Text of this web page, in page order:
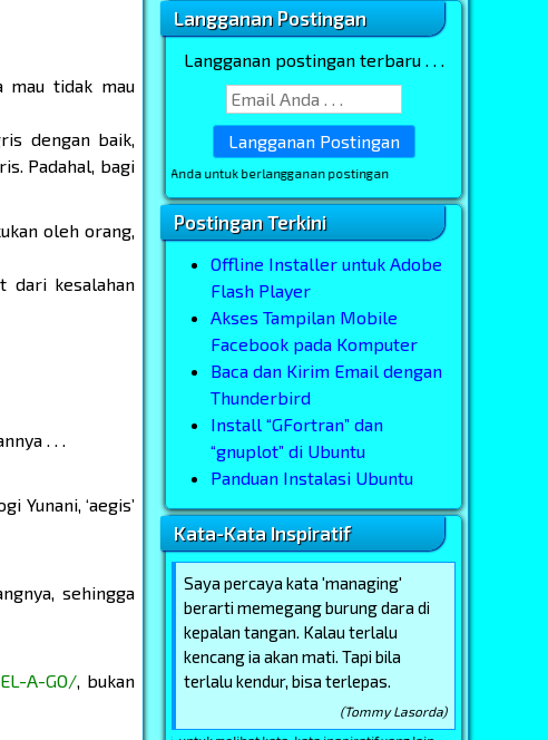
mau tidak mau
dengan baik,
Padahal, bagi
oleh orang,
dari kesalahan
. . .
Yunani, ‘aegis’
sehingga
A-GO/, bukan
Langganan Postingan
Langganan postingan terbaru . . .
masukkan email Anda untuk berlangganan postingan
Postingan Terkini
Offline Installer untuk Adobe
Flash Player
Akses Tampilan Mobile
Facebook pada Komputer
Baca dan Kirim Email dengan
Thunderbird
Install “GFortran” dan
“gnuplot” di Ubuntu
Panduan Instalasi Ubuntu
Kata-Kata Inspiratif
Saya percaya kata 'managing'
berarti memegang burung dara di
kepalan tangan. Kalau terlalu
kencang ia akan mati. Tapi bila
terlalu kendur, bisa terlepas.
(Tommy Lasorda)